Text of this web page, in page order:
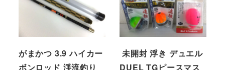
がまかつ 3.9 ハイカー
ボンロッド 渓流釣り
未開封 浮き デュエル
DUEL TGピースマス